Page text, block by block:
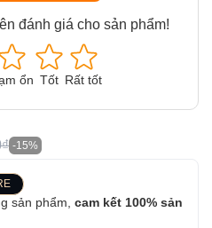
đánh giá cho sản phẩm!
ổn Tốt Rất tốt
-15%
sản phẩm, cam kết 100% sản